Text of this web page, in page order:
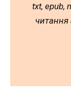
txt, epub,
читання